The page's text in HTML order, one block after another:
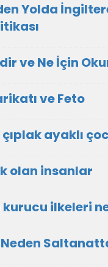
Yolda
ve Ne İçin
ve Feto
ayaklı
olan insanlar
kurucu ilkeleri